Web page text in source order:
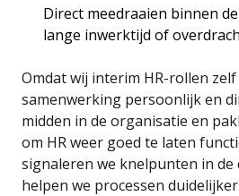
Direct meedraaien binnen
lange inwerktijd of
Omdat wij interim HR-rollen
samenwerking persoonlijk en
midden in de organisatie en
om HR weer goed te laten
signaleren we knelpunten in
helpen we processen